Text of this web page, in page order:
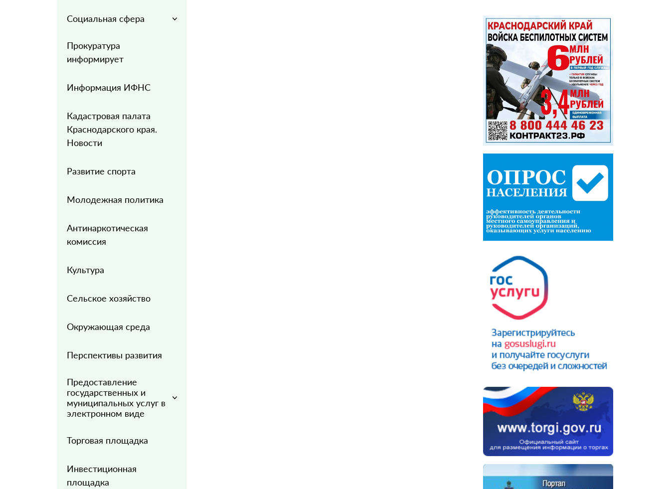
Социальная сфера
Прокуратура
информирует
Информация ИФНС
Кадастровая палата
Краснодарского края.
Новости
Развитие спорта
Молодежная политика
Антинаркотическая
комиссия
Культура
Сельское хозяйство
Окружающая среда
Перспективы развития
Предоставление
государственных и
муниципальных услуг в
электронном виде
Торговая площадка
Инвестиционная
площадка